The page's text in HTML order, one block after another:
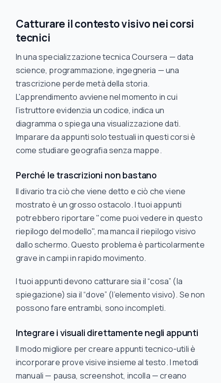
Catturare il contesto visivo nei corsi
tecnici
In una specializzazione tecnica Coursera — data
science, programmazione, ingegneria — una
trascrizione perde metà della storia.
L'apprendimento avviene nelmomento in cui
l’istruttore evidenzia un codice, indica un
diagramma o spiega una visualizzazione dati.
Imparare da appunti solo testuali in questi corsi è
come studiare geografia senza mappe.
Perché le trascrizioni non bastano
Il divario tra ciò che viene detto e ciò che viene
mostrato è un grosso ostacolo. I tuoi appunti
potrebbero riportare "come puoi vedere in questo
riepilogo del modello", ma manca il riepilogo visivo
dallo schermo. Questo problema è particolarmente
grave in campi in rapido movimento.
I tuoi appunti devono catturare sia il “cosa” (la
spiegazione) sia il “dove” (l’elemento visivo). Se non
possono fare entrambi, sono incompleti.
Integrare i visuali direttamente negli appunti
Il modo migliore per creare appunti tecnico-utili è
incorporare prove visive insieme al testo. I metodi
manuali — pausa, screenshot, incolla — creano